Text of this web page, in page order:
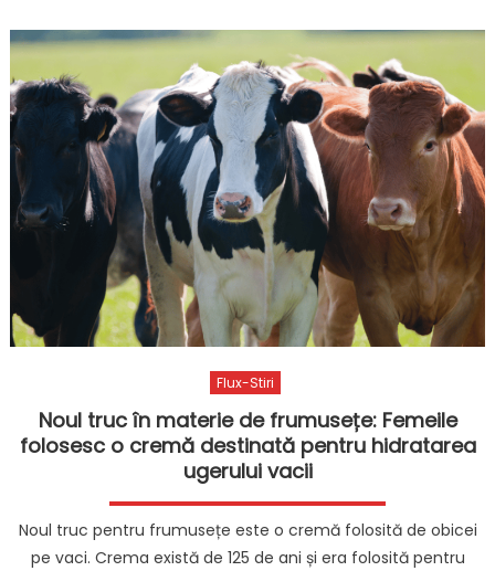
Flux-Stiri
Noul truc în materie de frumusețe: Femeile
folosesc o cremă destinată pentru hidratarea
ugerului vacii
Noul truc pentru frumusețe este o cremă folosită de obicei
pe vaci. Crema există de 125 de ani și era folosită pentru